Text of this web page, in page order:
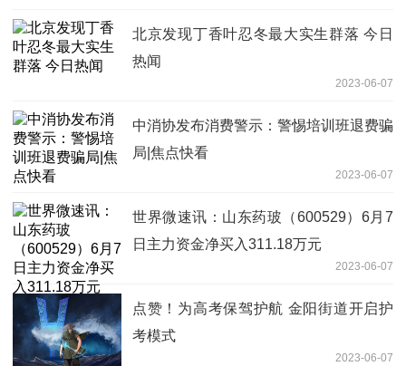
北京发现丁香叶忍冬最大实生群落 今日
热闻
2023-06-07
中消协发布消费警示：警惕培训班退费骗
局|焦点快看
2023-06-07
世界微速讯：山东药玻（600529）6月7
日主力资金净买入311.18万元
2023-06-07
点赞！为高考保驾护航 金阳街道开启护
考模式
2023-06-07